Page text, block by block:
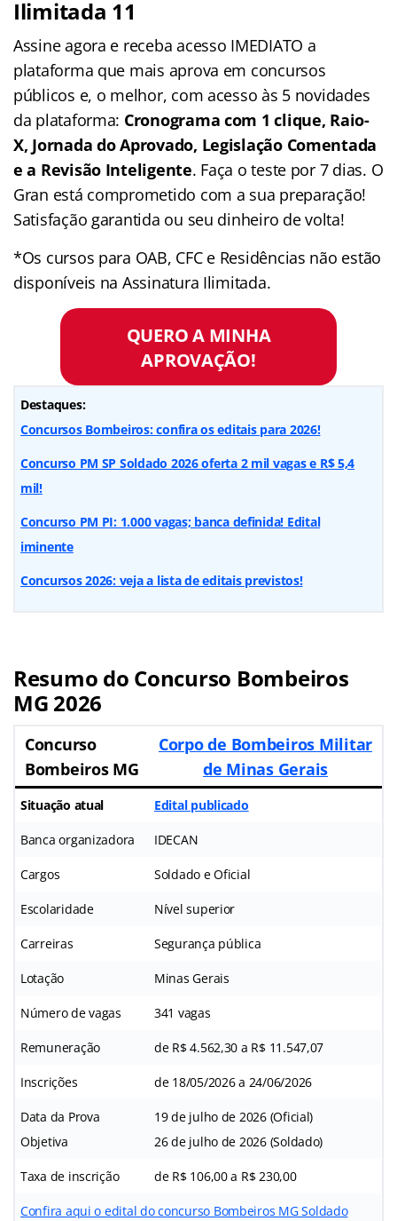
Ilimitada 11
Assine agora e receba acesso IMEDIATO a
plataforma que mais aprova em concursos
públicos e, o melhor, com acesso às 5 novidades
da plataforma: Cronograma com 1 clique, Raio-
X, Jornada do Aprovado, Legislação Comentada
e a Revisão Inteligente. Faça o teste por 7 dias. O
Gran está comprometido com a sua preparação!
Satisfação garantida ou seu dinheiro de volta!
*Os cursos para OAB, CFC e Residências não estão
disponíveis na Assinatura Ilimitada.
QUERO A MINHA
APROVAÇÃO!
Destaques:
Concursos Bombeiros: confira os editais para 2026!
Concurso PM SP Soldado 2026 oferta 2 mil vagas e R$ 5,4
mil!
Concurso PM PI: 1.000 vagas; banca definida! Edital
iminente
Concursos 2026: veja a lista de editais previstos!
Resumo do Concurso Bombeiros
MG 2026
Concurso
Bombeiros MG
Corpo de Bombeiros Militar
de Minas Gerais
Situação atual Edital publicado
Banca organizadora IDECAN
Cargos Soldado e Oficial
Escolaridade Nível superior
Carreiras Segurança pública
Lotação Minas Gerais
Número de vagas 341 vagas
Remuneração de R$ 4.562,30 a R$ 11.547,07
Inscrições de 18/05/2026 a 24/06/2026
Data da Prova
Objetiva
19 de julho de 2026 (Oficial)
26 de julho de 2026 (Soldado)
Taxa de inscrição de R$ 106,00 a R$ 230,00
Confira aqui o edital do concurso Bombeiros MG Soldado